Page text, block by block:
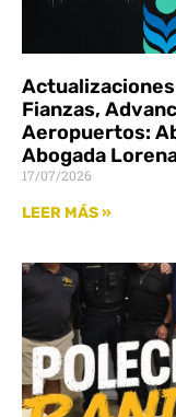
Fianzas,
Aeropuertos:
Abogada
17/07/2026
LEER MÁS »